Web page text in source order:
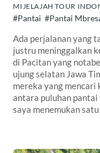
MIJELAJAH TOUR
#Pantai ,#Pantai
Ada perjalanan yang
justru meninggalkan
di Pacitan yang
ujung selatan Jawa
mereka yang mencari
antara puluhan pantai
saya menemukan